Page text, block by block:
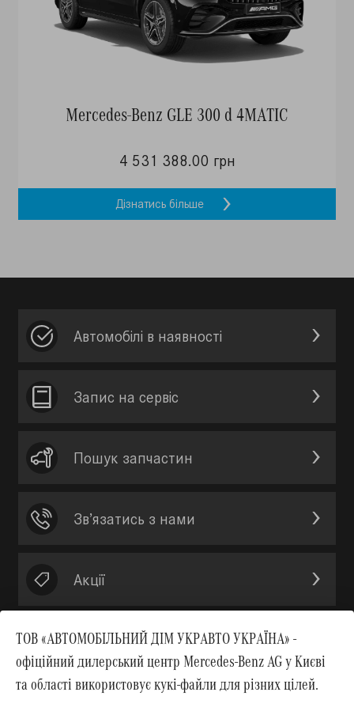
Mercedes-Benz GLE 300 d 4MATIC
4 531 388.00 грн
Дізнатись більше
ТОВ «АВТОМОБІЛЬНИЙ ДІМ УКРАВТО УКРАЇНА» -
офіційний дилерський центр Mercedes-Benz AG у Києві
та області використовує кукі-файли для різних цілей.
Автомобілі в наявності
Запис на сервic
Пошук запчастин
Зв’язатись з нами
Акції
Вгору